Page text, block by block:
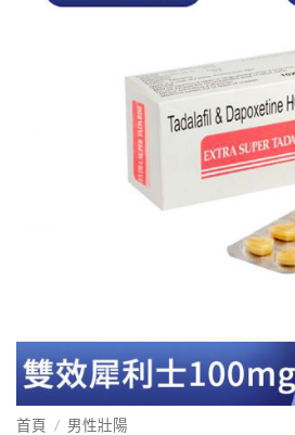
首頁 / 男性壯陽